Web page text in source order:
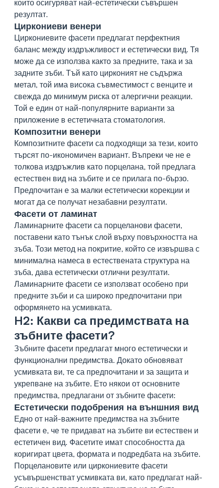
които осигуряват най-естетически съвършен
резултат.
Циркониеви венери
Циркониевите фасети предлагат перфектния
баланс между издръжливост и естетически вид. Тя
може да се използва както за предните, така и за
задните зъби. Тъй като цирконият не съдържа
метал, той има висока съвместимост с венците и
свежда до минимум риска от алергични реакции.
Той е един от най-популярните варианти за
приложение в естетичната стоматология.
Композитни венери
Композитните фасети са подходящи за тези, които
търсят по-икономичен вариант. Въпреки че не е
толкова издръжлив като порцелана, той предлага
естествен вид на зъбите и се прилага по-бързо.
Предпочитан е за малки естетически корекции и
могат да се получат незабавни резултати.
Фасети от ламинат
Ламинарните фасети са порцеланови фасети,
поставени като тънък слой върху повърхността на
зъба. Този метод на покритие, който се извършва с
минимална намеса в естествената структура на
зъба, дава естетически отлични резултати.
Ламинарните фасети се използват особено при
предните зъби и са широко предпочитани при
оформянето на усмивката.
H2: Какви са предимствата на
зъбните фасети?
Зъбните фасети предлагат много естетически и
функционални предимства. Докато обновяват
усмивката ви, те са предпочитани и за защита и
укрепване на зъбите. Ето някои от основните
предимства, предлагани от зъбните фасети:
Естетически подобрения на външния вид
Едно от най-важните предимства на зъбните
фасети е, че те придават на зъбите ви естествен и
естетичен вид. Фасетите имат способността да
коригират цвета, формата и подредбата на зъбите.
Порцелановите или циркониевите фасети
усъвършенстват усмивката ви, като предлагат най-